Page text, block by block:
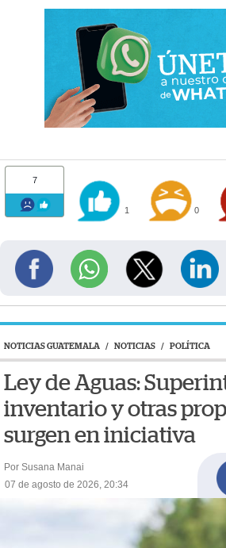
7
1 0
NOTICIAS GUATEMALA / NOTICIAS / POLÍTICA
Ley de Aguas:
inventario y otras
surgen en iniciativa
Por Susana Manai
07 de agosto de 2026, 20:34